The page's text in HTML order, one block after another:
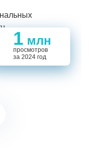
694
1 млн
просмотров
за 2024 год
5,5
14
694
1